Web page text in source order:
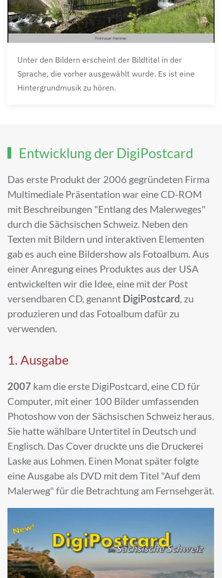
Unter den Bildern erscheint der Bildtitel in der
Sprache, die vorher ausgewählt wurde. Es ist eine
Hintergrundmusik zu hören.
Entwicklung der DigiPostcard
Das erste Produkt der 2006 gegründeten Firma
Multimediale Präsentation war eine CD-ROM
mit Beschreibungen "Entlang des Malerweges"
durch die Sächsischen Schweiz. Neben den
Texten mit Bildern und interaktiven Elementen
gab es auch eine Bildershow als Fotoalbum. Aus
einer Anregung eines Produktes aus der USA
entwickelten wir die Idee, eine mit der Post
versendbaren CD, genannt DigiPostcard , zu
produzieren und das Fotoalbum dafür zu
verwenden.
1. Ausgabe
2007 kam die erste DigiPostcard, eine CD für
Computer, mit einer 100 Bilder umfassenden
Photoshow von der Sächsischen Schweiz heraus.
Sie hatte wählbare Untertitel in Deutsch und
Englisch. Das Cover druckte uns die Druckerei
Laske aus Lohmen. Einen Monat später folgte
eine Ausgabe als DVD mit dem Titel "Auf dem
Malerweg" für die Betrachtung am Fernsehgerät.